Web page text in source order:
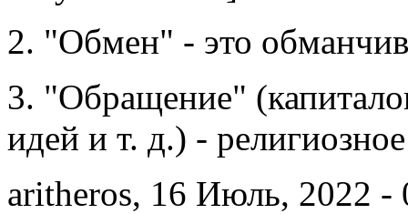
2. "Обмен" - это
3. "Обращение"
идей и т. д.) -
aritheros, 16 Июль, 2022 -